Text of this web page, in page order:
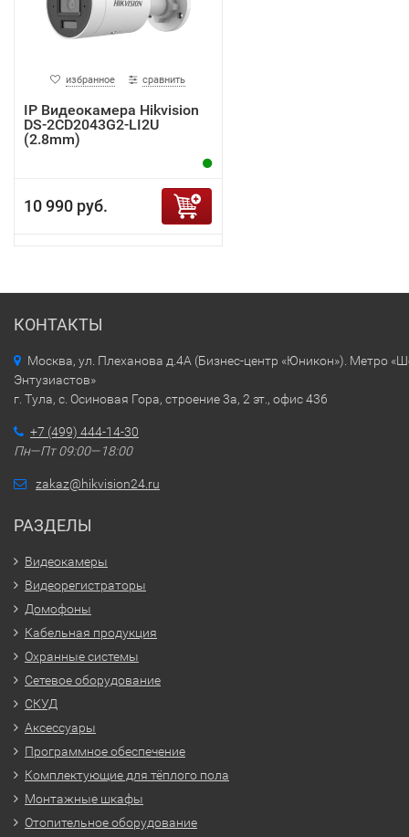
избранное сравнить
IP Видеокамера Hikvision
DS-2CD2043G2-LI2U
(2.8mm)
10 990 руб.
КОНТАКТЫ
Москва, ул. Плеханова д.4А (Бизнес-центр «Юникон»). Метро
Энтузиастов»
г. Тула, с. Осиновая Гора, строение 3а, 2 эт., офис 436
+7 (499) 444-14-30
Пн—Пт 09:00—18:00
zakaz@hikvision24.ru
РАЗДЕЛЫ
Видеокамеры
Видеорегистраторы
Домофоны
Кабельная продукция
Охранные системы
Сетевое оборудование
СКУД
Аксессуары
Программное обеспечение
Комплектующие для тёплого пола
Монтажные шкафы
Отопительное оборудование